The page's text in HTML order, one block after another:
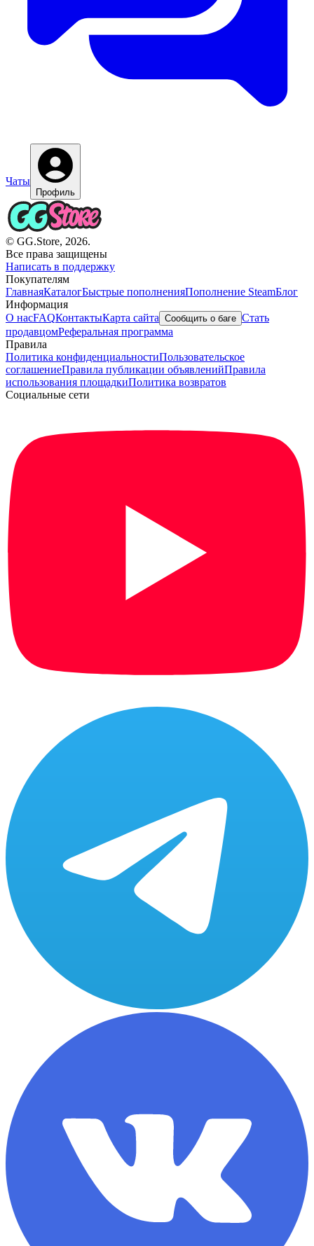
Чаты
Профиль
© GG.Store, 2026.
Все права защищены
Написать в поддержку
Покупателям
ГлавнаяКаталогБыстрые пополненияПополнение SteamБлог
Информация
О насFAQКонтактыКарта сайта Сообщить о баге Стать
продавцомРеферальная программа
Правила
Политика конфиденциальностиПользовательское
соглашениеПравила публикации объявленийПравила
использования площадкиПолитика возвратов
Социальные сети